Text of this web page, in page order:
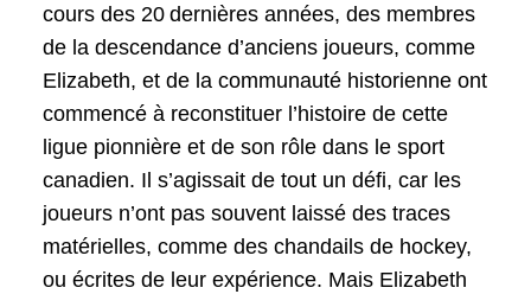
cours des 20 dernières années, des membres
de la descendance d’anciens joueurs, comme
Elizabeth, et de la communauté historienne ont
commencé à reconstituer l’histoire de cette
ligue pionnière et de son rôle dans le sport
canadien. Il s’agissait de tout un défi, car les
joueurs n’ont pas souvent laissé des traces
matérielles, comme des chandails de hockey,
ou écrites de leur expérience. Mais Elizabeth